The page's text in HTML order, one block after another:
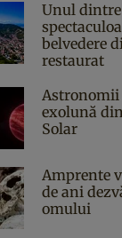
Unul
belvedere
restaurat
Astronomii
exolună
Solar
Amprente
de ani
omului